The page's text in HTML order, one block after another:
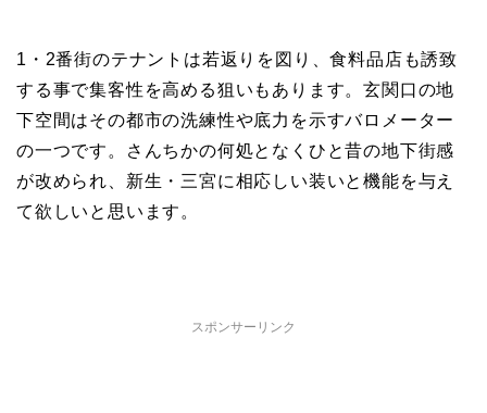
1・2番街のテナントは若返りを図り、食料品店も誘致
する事で集客性を高める狙いもあります。玄関口の地
下空間はその都市の洗練性や底力を示すバロメーター
の一つです。さんちかの何処となくひと昔の地下街感
が改められ、新生・三宮に相応しい装いと機能を与え
て欲しいと思います。
スポンサーリンク